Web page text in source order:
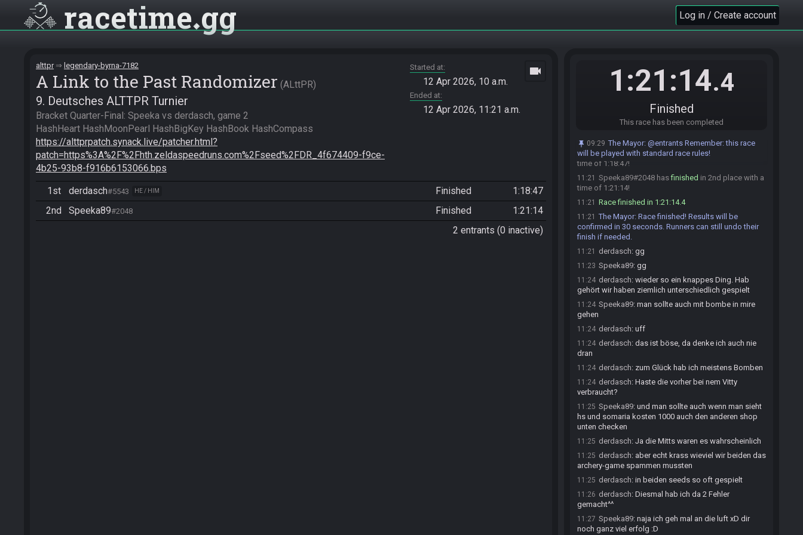
racetime gg Log in / Create account
alttpr legendary-byrna-7182
A Link to the Past Randomizer ALttPR
9. Deutsches ALTTPR Turnier
Bracket Quarter-Final: Speeka vs derdasch, game 2
https://alttprpatch.synack.live/patcher.html?
patch=https%3A%2F%2Fhth.zeldaspeedruns.com%2Fseed%2FDR_4f674409-f9ce-
4b25-93b8-f916b6153066.bps
Started at
12 Apr 2026, 10 a.m.
Ended at
12 Apr 2026, 11:21 a.m.
videocam
1st derdasch#5543 HE / HIM Finished
1:18:47
2nd
Speeka89#2048 Finished
1:21:14
2 entrants (0 inactive)
1:21:14.4
Finished
This race has been completed
09:29 The Mayor: @entrants Remember: this race
will be played with standard race rules!
Boots auf Green Pendant, take any
caves, retro bow, shopsanity. Kann nur gut werden :D
09:59 derdasch:Kannst wieder ready machen wann du
Speeka89 :gl und hf :)
Speeka89 :ich starte
Everyone is ready. The race will begin in 15
10:00 The race has begun! Good luck and have fun.
11:19 derdasch#5543 hasfinishedin 1st place with a
time of 1:18:47!
11:21 Speeka89#2048 hasfinished in 2nd place with a
time of 1:21:14!
11:21 Race finished in 1:21:14.4
11:21 The Mayor: Race finished! Results will be
confirmed in 30 seconds. Runners can still undo their
finish if needed.
11:21 derdasch: gg
11:23 Speeka89: gg
11:24 derdasch: wieder so ein knappes Ding. Hab
gehört wir haben ziemlich unterschiedlich gespielt
11:24 Speeka89: man sollte auch mit bombe in mire
gehen
11:24 derdasch: uff
11:24 derdasch: das ist böse, da denke ich auch nie
dran
11:24 derdasch: zum Glück hab ich meistens Bomben
11:24 derdasch: Haste die vorher bei nem Vitty
verbraucht?
11:25 Speeka89: und man sollte auch wenn man sieht
hs und somaria kosten 1000 auch den anderen shop
unten checken
11:25 derdasch: Ja die Mitts waren es wahrscheinlich
11:25 derdasch: aber echt krass wieviel wir beiden das
archery-game spammen mussten
11:25 derdasch: in beiden seeds so oft gespielt
11:26 derdasch: Diesmal hab ich da 2 Fehler
gemacht^^
11:27 Speeka89: naja ich geh mal an die luft xD dir
noch ganz viel erfolg :D